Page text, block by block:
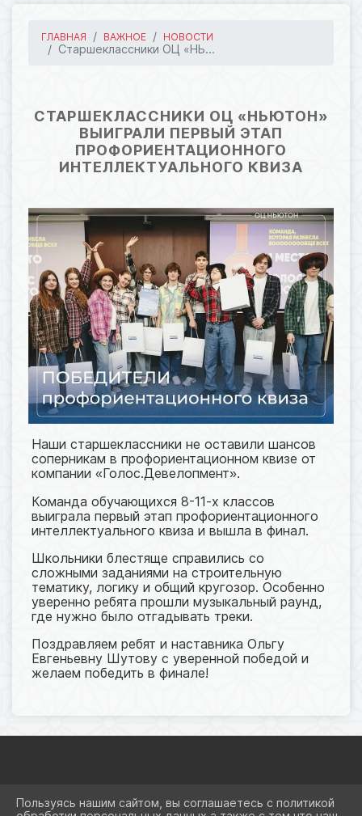
ГЛАВНАЯ ВАЖНОЕ НОВОСТИ
Старшеклассники ОЦ «НЬ...
СТАРШЕКЛАССНИКИ ОЦ «НЬЮТОН»
ВЫИГРАЛИ ПЕРВЫЙ ЭТАП
ПРОФОРИЕНТАЦИОННОГО
ИНТЕЛЛЕКТУАЛЬНОГО КВИЗА
Наши старшеклассники не оставили шансов
соперникам в профориентационном квизе от
компании «Голос.Девелопмент».
Команда обучающихся 8-11-х классов
выиграла первый этап профориентационного
интеллектуального квиза и вышла в финал.
Школьники блестяще справились со
сложными заданиями на строительную
тематику, логику и общий кругозор. Особенно
уверенно ребята прошли музыкальный раунд,
где нужно было отгадывать треки.
Поздравляем ребят и наставника Ольгу
Евгеньевну Шутову с уверенной победой и
желаем победить в финале!
ВХОД
Пользуясь нашим сайтом, вы соглашаетесь с политикой